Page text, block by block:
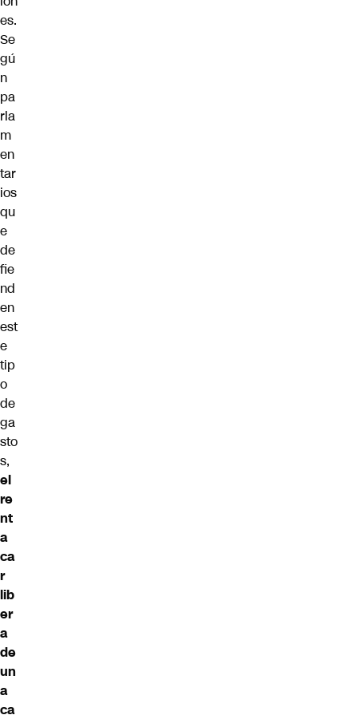
es.
Se
gú
n
pa
rla
m
en
tar
ios
qu
e
de
fie
nd
en
est
e
tip
o
de
ga
sto
s,
el
re
nt
a
ca
r
lib
er
a
de
un
a
ca